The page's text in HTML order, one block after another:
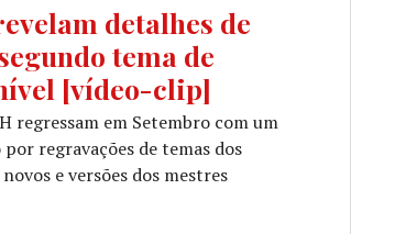
detalhes de
tema de
[vídeo-clip]
regressam em Setembro com um
regravações de temas dos
e versões dos mestres
detalhes de «I, Scvlptor», segundo